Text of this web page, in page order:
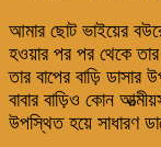
আমার ছোট ভাইয়ের
হওয়ার পর পর থেকে তার
তার বাপের বাড়ি
বাবার বাড়িও কোন
উপস্থিত হয়ে সাধারণ